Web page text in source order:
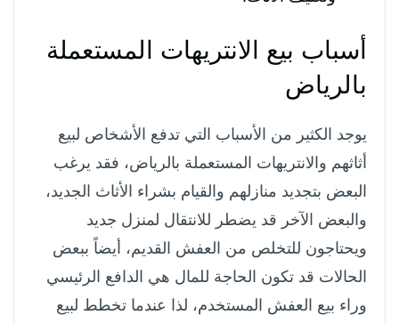
أسباب بيع الانتريهات المستعملة
بالرياض
يوجد الكثير من الأسباب التي تدفع الأشخاص لبيع
أثاثهم والانتريهات المستعملة بالرياض، فقد يرغب
البعض بتجديد منازلهم والقيام بشراء الأثاث الجديد،
والبعض الآخر قد يضطر للانتقال لمنزل جديد
ويحتاجون للتخلص من العفش القديم، أيضاً ببعض
الحالات قد تكون الحاجة للمال هي الدافع الرئيسي
وراء بيع العفش المستخدم، لذا عندما تخطط لبيع